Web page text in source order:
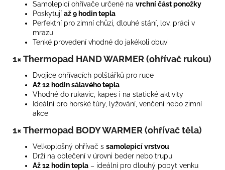
Samolepicí ohřívače určené na vrchní část ponožky
Poskytují až 9 hodin tepla
Perfektní pro zimní chůzi, dlouhé stání, lov, práci v
mrazu
Tenké provedení vhodné do jakékoli obuvi
1× Thermopad HAND WARMER (ohřívač rukou)
Dvojice ohřívacích polštářků pro ruce
Až 12 hodin sálavého tepla
Vhodné do rukavic, kapes i na statické aktivity
Ideální pro horské túry, lyžování, venčení nebo zimní
akce
1× Thermopad BODY WARMER (ohřívač těla)
Velkoplošný ohřívač s samolepicí vrstvou
Drží na oblečení v úrovni beder nebo trupu
Až 12 hodin tepla – ideální pro dlouhý pobyt venku